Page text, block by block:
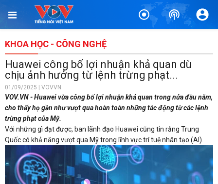
KHOA HỌC - CÔNG NGHỆ
Huawei công bố lợi nhuận khả quan dù
chịu ảnh hưởng từ lệnh trừng phạt...
01/09/2025 | VOVVN
VOV.VN - Huawei vừa công bố lợi nhuận khả quan trong nửa đầu năm,
cho thấy họ gần như vượt qua hoàn toàn những tác động từ các lệnh
trừng phạt của Mỹ.
Với những gì đạt được, ban lãnh đạo Huawei cũng tin rằng Trung
Quốc có khả năng vượt qua Mỹ trong lĩnh vực trí tuệ nhân tạo (AI).